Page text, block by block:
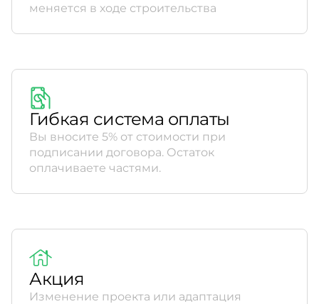
меняется в ходе строительства
Гибкая система оплаты
Вы вносите 5% от стоимости при
подписании договора. Остаток
оплачиваете частями.
Акция
Изменение проекта или адаптация